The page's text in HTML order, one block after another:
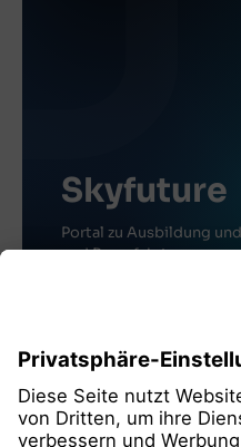
Skyfuture
Portal zu Ausbildung
und Raumfahrt